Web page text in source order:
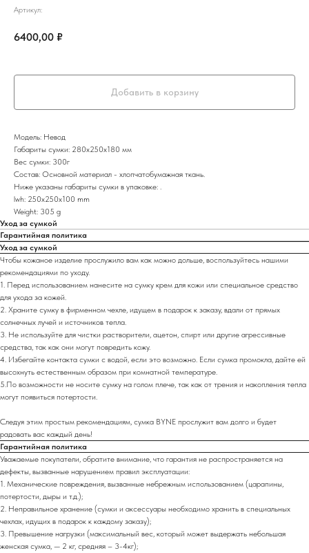
Артикул:
6400,00 ₽
Добавить в корзину
Модель: Невод
Габариты сумки: 280х250х180 мм
Вес сумки: 300г
Состав: Основной материал - хлопчатобумажная ткань.
Ниже указаны габариты сумки в упаковке: .
lwh: 250x250x100 mm
Weight: 305 g
Уход за сумкой
Гарантийная политика
Уход за сумкой
Чтобы кожаное изделие прослужило вам как можно дольше, воспользуйтесь нашими
рекомендациями по уходу.
1. Перед использованием нанесите на сумку крем для кожи или специальное средство
для ухода за кожей.
2. Храните сумку в фирменном чехле, идущем в подарок к заказу, вдали от прямых
солнечных лучей и источников тепла.
3. Не используйте для чистки растворители, ацетон, спирт или другие агрессивные
средства, так как они могут повредить кожу.
4. Избегайте контакта сумки с водой, если это возможно. Если сумка промокла, дайте ей
высохнуть естественным образом при комнатной температуре.
5.По возможности не носите сумку на голом плече, так как от трения и накопления тепла
могут появиться потертости.
Следуя этим простым рекомендациям, сумка BYNE прослужит вам долго и будет
радовать вас каждый день!
Гарантийная политика
Уважаемые покупатели, обратите внимание, что гарантия не распространяется на
дефекты, вызванные нарушением правил эксплуатации:
1. Механические повреждения, вызванные небрежным использованием (царапины,
потертости, дыры и т.д.);
2. Неправильное хранение (сумки и аксессуары необходимо хранить в специальных
чехлах, идущих в подарок к каждому заказу);
3. Превышение нагрузки (максимальный вес, который может выдержать небольшая
женская сумка, — 2 кг, средняя – 3-4кг);